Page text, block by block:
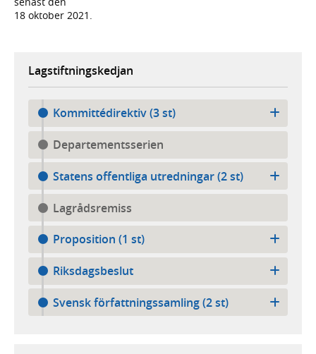
18 oktober 2021.
Lagstiftningskedjan
Kommittédirektiv (3 st)
Departementsserien
Statens offentliga utredningar (2 st)
Lagrådsremiss
Proposition (1 st)
Riksdagsbeslut
Svensk författningssamling (2 st)